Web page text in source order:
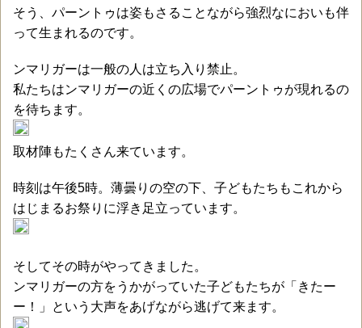
そう、パーントゥは姿もさることながら強烈なにおいも伴
って生まれるのです。
ンマリガーは一般の人は立ち入り禁止。
私たちはンマリガーの近くの広場でパーントゥが現れるの
を待ちます。
取材陣もたくさん来ています。
時刻は午後5時。薄曇りの空の下、子どもたちもこれから
はじまるお祭りに浮き足立っています。
そしてその時がやってきました。
ンマリガーの方をうかがっていた子どもたちが「きたー
ー！」という大声をあげながら逃げて来ます。